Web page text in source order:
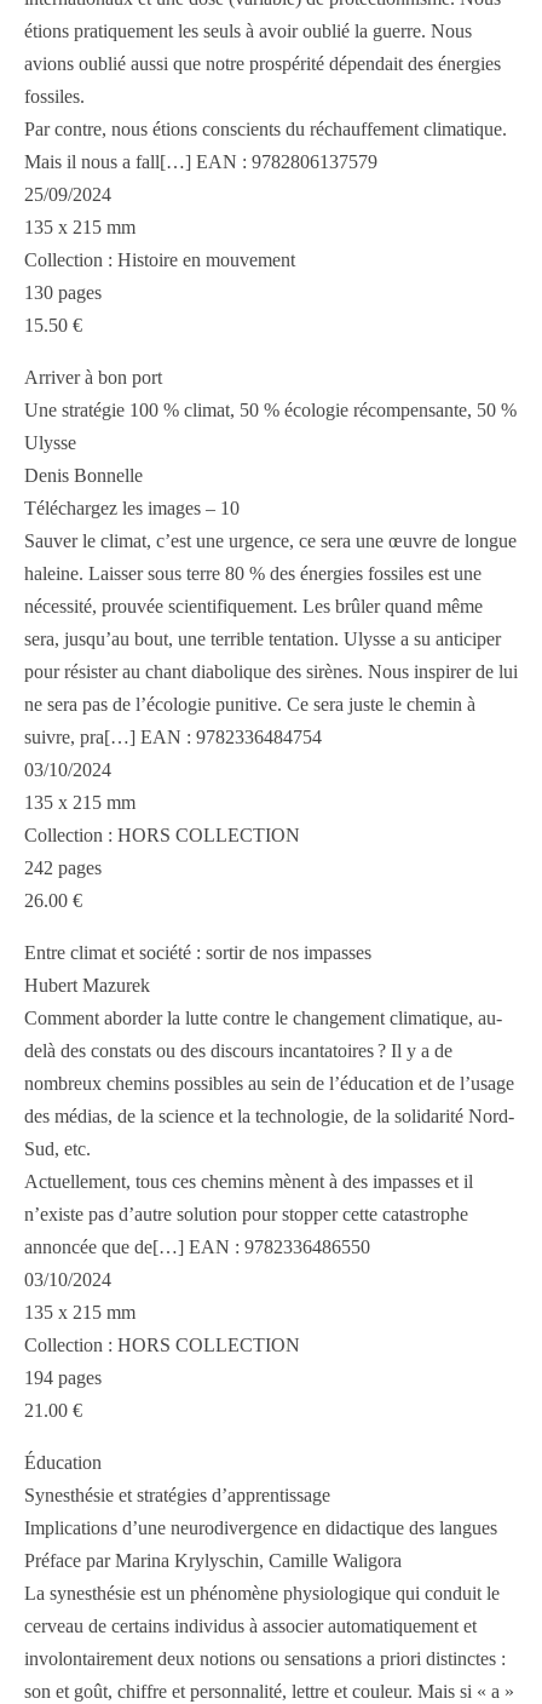
étions pratiquement les seuls à avoir oublié la guerre. Nous
avions oublié aussi que notre prospérité dépendait des énergies
fossiles.
Par contre, nous étions conscients du réchauffement climatique.
Mais il nous a fall[…] EAN : 9782806137579
25/09/2024
135 x 215 mm
Collection : Histoire en mouvement
130 pages
15.50 €
Arriver à bon port
Une stratégie 100 % climat, 50 % écologie récompensante, 50 %
Ulysse
Denis Bonnelle
Téléchargez les images – 10
Sauver le climat, c’est une urgence, ce sera une œuvre de longue
haleine. Laisser sous terre 80 % des énergies fossiles est une
nécessité, prouvée scientifiquement. Les brûler quand même
sera, jusqu’au bout, une terrible tentation. Ulysse a su anticiper
pour résister au chant diabolique des sirènes. Nous inspirer de lui
ne sera pas de l’écologie punitive. Ce sera juste le chemin à
suivre, pra[…] EAN : 9782336484754
03/10/2024
135 x 215 mm
Collection : HORS COLLECTION
242 pages
26.00 €
Entre climat et société : sortir de nos impasses
Hubert Mazurek
Comment aborder la lutte contre le changement climatique, au-
delà des constats ou des discours incantatoires ? Il y a de
nombreux chemins possibles au sein de l’éducation et de l’usage
des médias, de la science et la technologie, de la solidarité Nord-
Sud, etc.
Actuellement, tous ces chemins mènent à des impasses et il
n’existe pas d’autre solution pour stopper cette catastrophe
annoncée que de[…] EAN : 9782336486550
03/10/2024
135 x 215 mm
Collection : HORS COLLECTION
194 pages
21.00 €
Éducation
Synesthésie et stratégies d’apprentissage
Implications d’une neurodivergence en didactique des langues
Préface par Marina Krylyschin, Camille Waligora
La synesthésie est un phénomène physiologique qui conduit le
cerveau de certains individus à associer automatiquement et
involontairement deux notions ou sensations a priori distinctes :
son et goût, chiffre et personnalité, lettre et couleur. Mais si « a »